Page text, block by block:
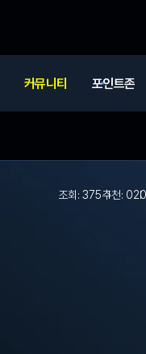
커뮤니티 포인트존
조회: 375추천: 0